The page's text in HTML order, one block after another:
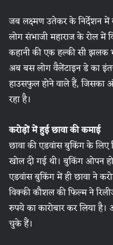
जब लक्ष्मण उतेकर के निर्देशन
लोग संभाजी महाराज के रोल में
कहानी की एक हल्की सी झलक
अब बस लोग वैलेंटाइन डे का
हाउसफुल होने वाले हैं, जिसका
रहा है।
करोड़ों में हुई छावा की कमाई
छावा की एडवांस बुकिंग के लिए
खोल दी गई थी। बुकिंग ओपन
एडवांस बुकिंग में ही छावा ने
विक्की कौशल की फिल्म ने
रुपये का कारोबार कर लिया
चुके हैं।